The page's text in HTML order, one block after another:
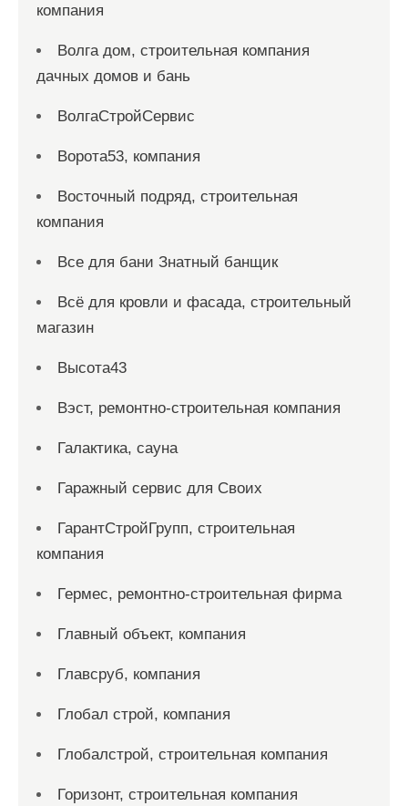
компания
Волга дом, строительная компания
дачных домов и бань
ВолгаСтройСервис
Ворота53, компания
Восточный подряд, строительная
компания
Все для бани Знатный банщик
Всё для кровли и фасада, строительный
магазин
Высота43
Вэст, ремонтно-строительная компания
Галактика, сауна
Гаражный сервис для Своих
ГарантСтройГрупп, строительная
компания
Гермес, ремонтно-строительная фирма
Главный объект, компания
Главсруб, компания
Глобал строй, компания
Глобалстрой, строительная компания
Горизонт, строительная компания